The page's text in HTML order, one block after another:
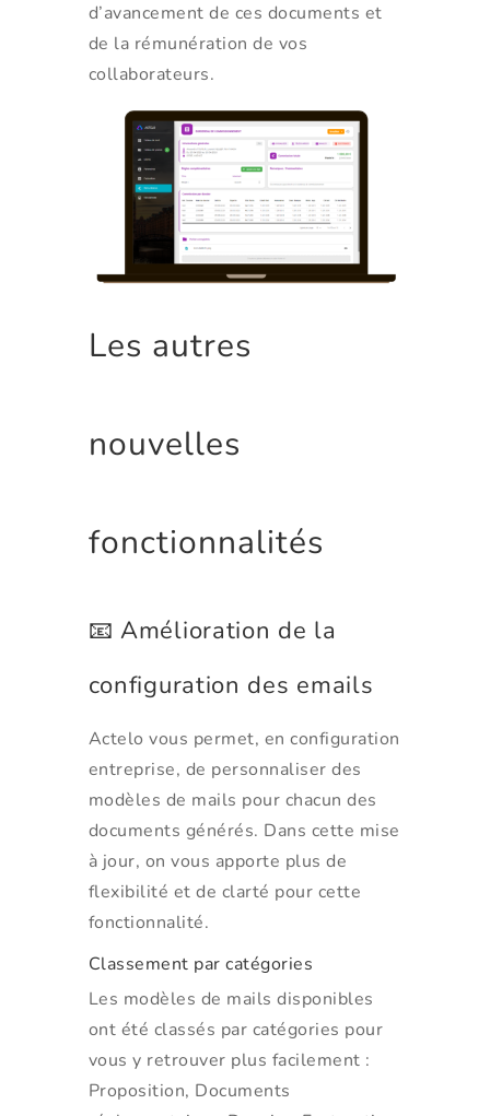
d’avancement de ces documents et
de la rémunération de vos
collaborateurs.
Les autres
nouvelles
fonctionnalités
📧 Amélioration de la
configuration des emails
Actelo vous permet, en configuration
entreprise, de personnaliser des
modèles de mails pour chacun des
documents générés. Dans cette mise
à jour, on vous apporte plus de
flexibilité et de clarté pour cette
fonctionnalité.
Classement par catégories
Les modèles de mails disponibles
ont été classés par catégories pour
vous y retrouver plus facilement :
Proposition, Documents